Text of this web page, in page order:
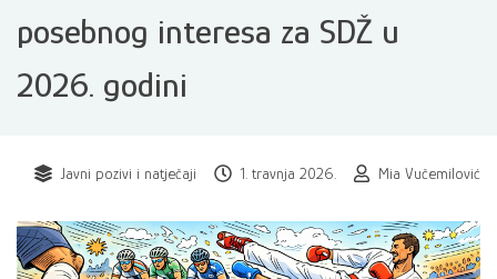
posebnog interesa za SDŽ u
2026. godini
Javni pozivi i natječaji 1. travnja 2026. Mia Vučemilović